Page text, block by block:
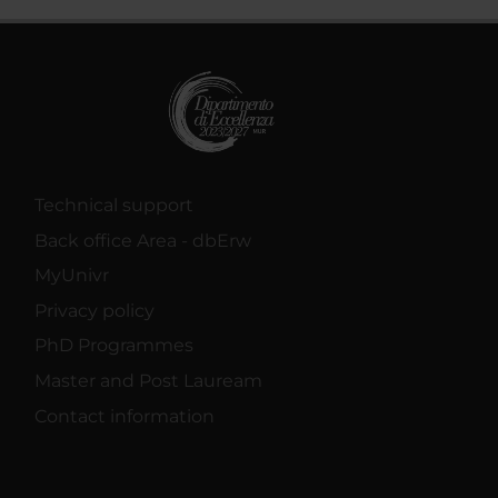
Technical support
Back office Area - dbErw
MyUnivr
Privacy policy
PhD Programmes
Master and Post Lauream
Contact information